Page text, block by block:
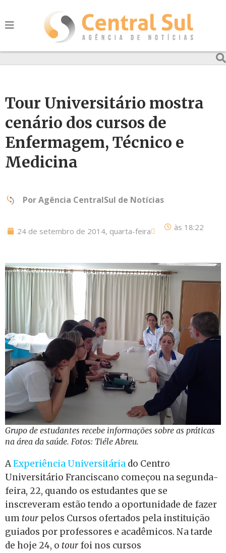
Tour Universitário mostra
cenário dos cursos de
Enfermagem, Técnico e
Medicina
PorAgência CentralSul de Notícias
24 de setembro de 2014, quarta-feira às 18:22
Grupo de estudantes recebe informações sobre as práticas
na área da saúde. Fotos: Tiéle Abreu.
AExperiência Universitária do Centro
Universitário Franciscano começou na segunda-
feira, 22, quando os estudantes que se
inscreveram estão tendo a oportunidade de fazer
um tour pelos Cursos ofertados pela instituição
guiados por professores e acadêmicos. Na tarde
de hoje 24, o tour foi nos cursos